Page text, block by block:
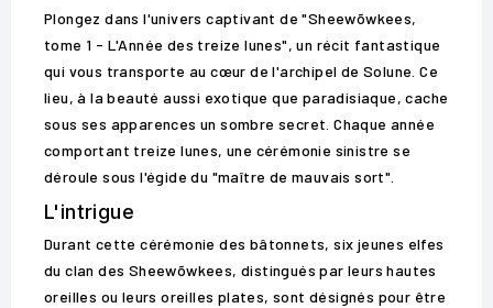
Plongez dans l'univers captivant de "Sheewõwkees,
tome 1 - L'Année des treize lunes", un récit fantastique
qui vous transporte au cœur de l'archipel de Solune. Ce
lieu, à la beauté aussi exotique que paradisiaque, cache
sous ses apparences un sombre secret. Chaque année
comportant treize lunes, une cérémonie sinistre se
déroule sous l'égide du "maître de mauvais sort".
L'intrigue
Durant cette cérémonie des bâtonnets, six jeunes elfes
du clan des Sheewõwkees, distingués par leurs hautes
oreilles ou leurs oreilles plates, sont désignés pour être